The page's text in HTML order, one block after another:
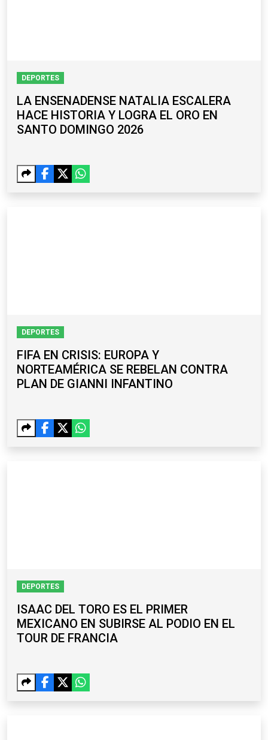
DEPORTES
LA ENSENADENSE NATALIA ESCALERA
HACE HISTORIA Y LOGRA EL ORO EN
SANTO DOMINGO 2026
DEPORTES
FIFA EN CRISIS: EUROPA Y
NORTEAMÉRICA SE REBELAN CONTRA
PLAN DE GIANNI INFANTINO
DEPORTES
ISAAC DEL TORO ES EL PRIMER
MEXICANO EN SUBIRSE AL PODIO EN EL
TOUR DE FRANCIA